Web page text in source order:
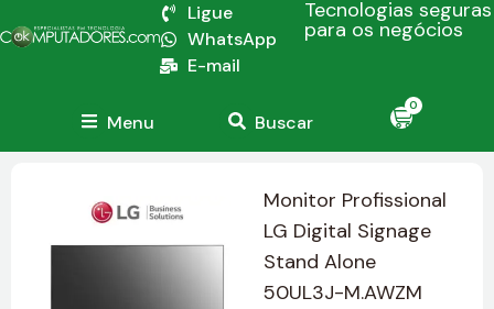
Ligue
WhatsApp
E-mail
Tecnologias seguras
para os negócios
Menu Buscar
0
Monitor Profissional
LG Digital Signage
Stand Alone
50UL3J-M.AWZM